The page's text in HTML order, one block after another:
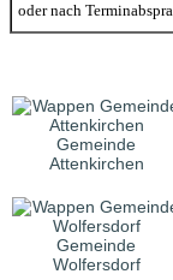
oder nach
Gemeinde
Attenkirchen
Gemeinde
Wolfersdorf